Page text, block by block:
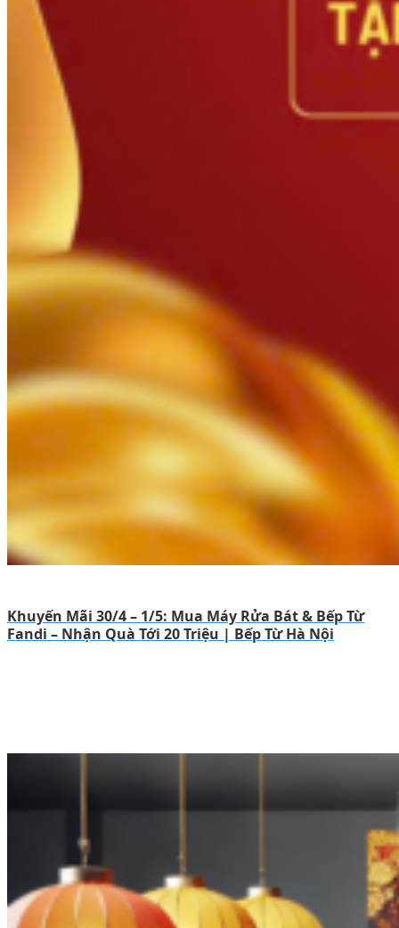
Khuyến Mãi 30/4 – 1/5: Mua Máy Rửa Bát & Bếp Từ
Fandi – Nhận Quà Tới 20 Triệu | Bếp Từ Hà Nội